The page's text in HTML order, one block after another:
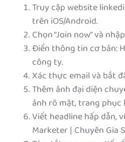
Truy cập website
trên iOS/Android.
Chọn “Join now” và
Điền thông tin cơ bản:
công ty.
Xác thực email và bắt
Thêm ảnh đại diện
ảnh rõ mặt, trang phục
Viết headline hấp dẫn,
Marketer | Chuyên Gia